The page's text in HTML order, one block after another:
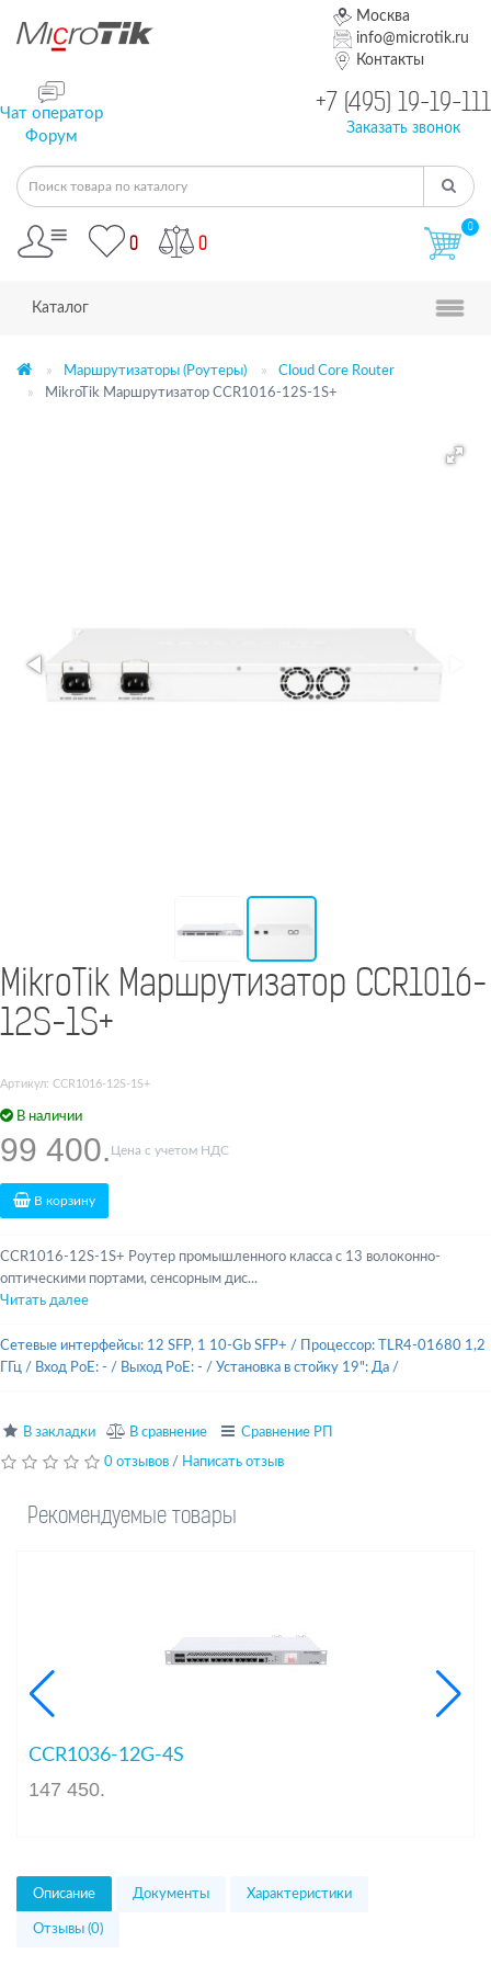
Москва
info@microtik.ru
Контакты
Чат оператор
Форум
+7 (495) 19-19-111
Заказать звонок
0 0
0
Каталог
Маршрутизаторы (Роутеры)
Cloud Core Router
MikroTik Маршрутизатор CCR1016-12S-1S+
MikroTik Маршрутизатор CCR1016-
12S-1S+
Артикул: CCR1016-12S-1S+
В наличии
99 400. Цена с учетом НДС
В корзину
CCR1016-12S-1S+ Роутер промышленного класса с 13 волоконно-
оптическими портами, сенсорным дис...
Читать далее
Сетевые интерфейсы: 12 SFP, 1 10-Gb SFP+ /
Процессор: TLR4-01680 1,2
ГГц / Вход PoE: - / Выход PoE: - / Установка в стойку 19": Да /
В закладки В сравнение Сравнение РП
0 отзывов / Написать отзыв
Рекомендуемые товары
CCR1036-12G-4S
147 450.
Описание Документы Характеристики
Отзывы (0)